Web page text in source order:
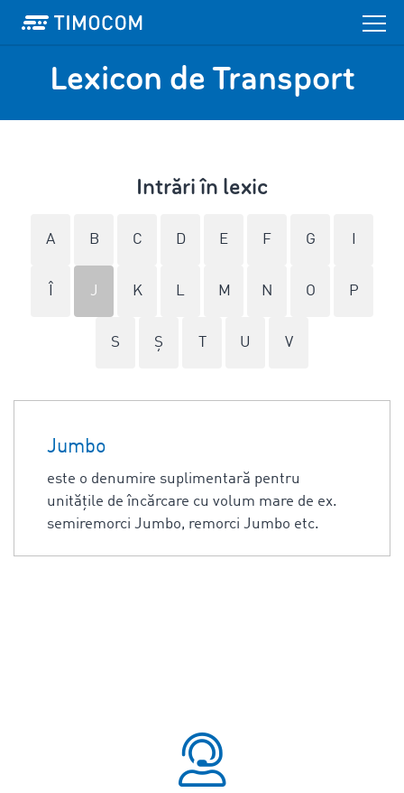
Lexicon de Transport
Intrări în lexic
A B C D E F G
J K L M N O P
S Ş U V
Jumbo
este o denumire suplimentară pentru
unităţile de încărcare cu volum mare de ex.
semiremorci Jumbo, remorci Jumbo etc.